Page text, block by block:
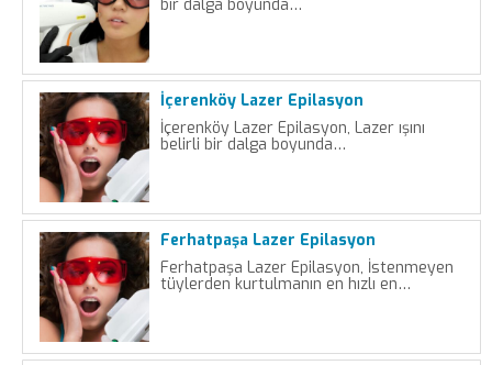
bir dalga boyunda…
İçerenköy Lazer Epilasyon
İçerenköy Lazer Epilasyon, Lazer ışını
belirli bir dalga boyunda…
Ferhatpaşa Lazer Epilasyon
Ferhatpaşa Lazer Epilasyon, İstenmeyen
tüylerden kurtulmanın en hızlı en…